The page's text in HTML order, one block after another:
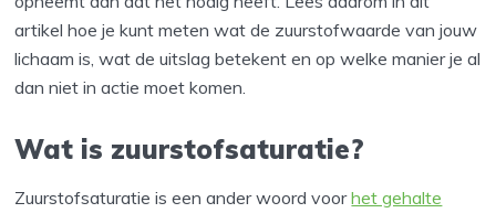
artikel hoe je kunt meten wat de zuurstofwaarde van jouw
lichaam is, wat de uitslag betekent en op welke manier je al
dan niet in actie moet komen.
Wat is zuurstofsaturatie?
Zuurstofsaturatie is een ander woord voorhet gehalte